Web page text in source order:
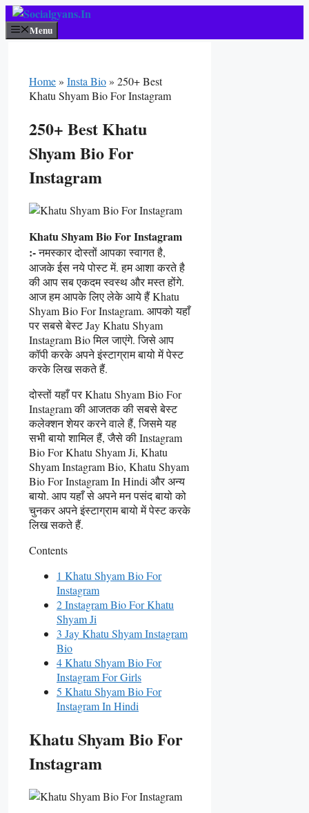
Skip
To
Content
Menu
Home» Insta Bio» 250+ Best
Khatu Shyam Bio For Instagram
250+ Best Khatu
Shyam Bio For
Instagram
Khatu Shyam Bio For Instagram
:-नमस्कार दोस्तों आपका स्वागत है,
आजके ईस नये पोस्ट में. हम आशा करते है
की आप सब एकदम स्वस्थ और मस्त होंगे.
आज हम आपके लिए लेके आये हैं Khatu
Shyam Bio For Instagram. आपको यहाँ
पर सबसे बेस्ट Jay Khatu Shyam
Instagram Bio मिल जाएंगे. जिसे आप
कॉपी करके अपने इंस्टाग्राम बायो में पेस्ट
करके लिख सकते हैं.
दोस्तों यहाँ पर Khatu Shyam Bio For
Instagram की आजतक की सबसे बेस्ट
कलेक्शन शेयर करने वाले हैं, जिसमे यह
सभी बायो शामिल हैं, जैसे की Instagram
Bio For Khatu Shyam Ji, Khatu
Shyam Instagram Bio, Khatu Shyam
Bio For Instagram In Hindi और अन्य
बायो. आप यहाँ से अपने मन पसंद बायो को
चुनकर अपने इंस्टाग्राम बायो में पेस्ट करके
लिख सकते हैं.
Contents
1 Khatu Shyam Bio For
Instagram
2 Instagram Bio For Khatu
Shyam Ji
3 Jay Khatu Shyam Instagram
Bio
4 Khatu Shyam Bio For
Instagram For Girls
5 Khatu Shyam Bio For
Instagram In Hindi
Khatu Shyam Bio For
Instagram